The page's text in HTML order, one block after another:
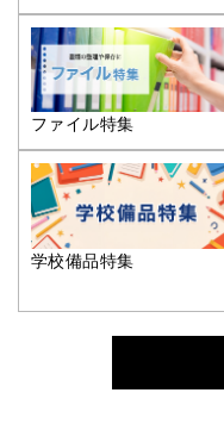
ファイル特集
学校備品特集